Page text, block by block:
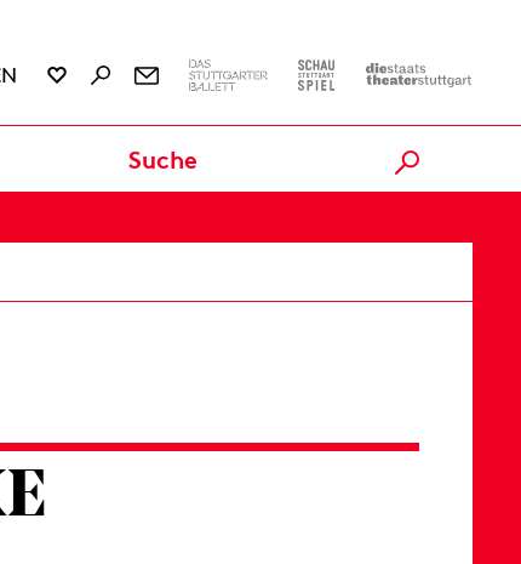
auf der Basis von
Radojčić, Sophia
Karten